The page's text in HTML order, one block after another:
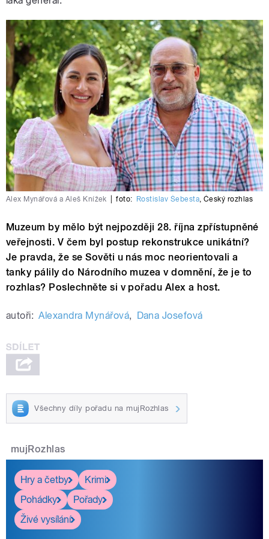
Alex Mynářová a Aleš Knížek foto: Rostislav Šebesta, Český rozhlas
Muzeum by mělo být nejpozději 28. října zpřístupněné
veřejnosti. V čem byl postup rekonstrukce unikátní?
Je pravda, že se Sověti u nás moc neorientovali a
tanky pálily do Národního muzea v domnění, že je to
rozhlas? Poslechněte si v pořadu Alex a host.
autoři: Alexandra Mynářová, Dana Josefová
Všechny díly pořadu na mujRozhlas
mujRozhlas
Hry a četby
Krimi
Pohádky
Pořady
Živé vysílání